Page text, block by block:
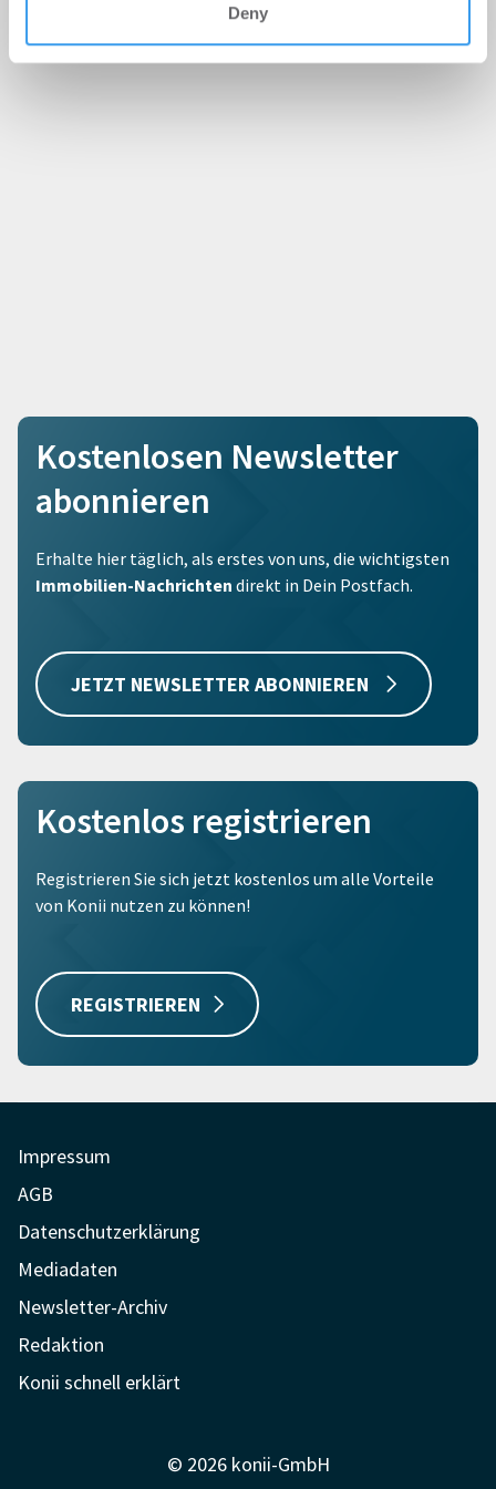
Deny
Kostenlosen Newsletter
abonnieren
Erhalte hier täglich, als erstes von uns, die wichtigsten
Immobilien-Nachrichten direkt in Dein Postfach.
JETZT NEWSLETTER ABONNIEREN
Kostenlos registrieren
Registrieren Sie sich jetzt kostenlos um alle Vorteile
von Konii nutzen zu können!
REGISTRIEREN
Impressum
AGB
Datenschutzerklärung
Mediadaten
Newsletter-Archiv
Redaktion
Konii schnell erklärt
© 2026 konii-GmbH